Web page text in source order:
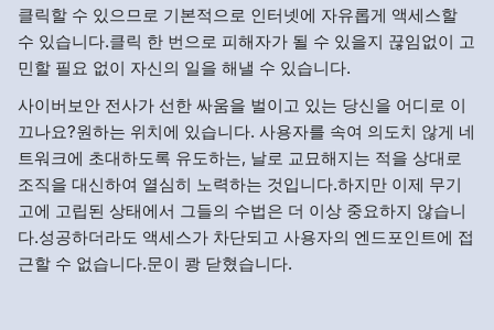
클릭할 수 있으므로 기본적으로 인터넷에 자유롭게 액세스할
수 있습니다.클릭 한 번으로 피해자가 될 수 있을지 끊임없이 고
민할 필요 없이 자신의 일을 해낼 수 있습니다.
사이버보안 전사가 선한 싸움을 벌이고 있는 당신을 어디로 이
끄나요?원하는 위치에 있습니다. 사용자를 속여 의도치 않게 네
트워크에 초대하도록 유도하는, 날로 교묘해지는 적을 상대로
조직을 대신하여 열심히 노력하는 것입니다.하지만 이제 무기
고에 고립된 상태에서 그들의 수법은 더 이상 중요하지 않습니
다.성공하더라도 액세스가 차단되고 사용자의 엔드포인트에 접
근할 수 없습니다.문이 쾅 닫혔습니다.